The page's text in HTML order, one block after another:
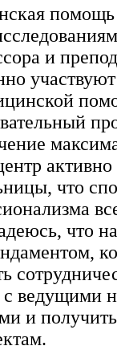
и
активно
что
что
с ведущими
и